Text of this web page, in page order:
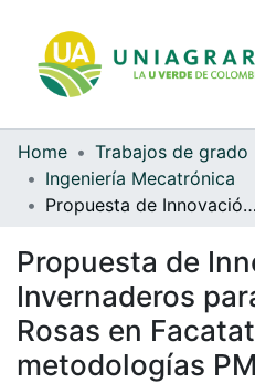
Communities & Collections
All of DSpace
Statistics
Home Trabajos de grado
Ingeniería Mecatrónica
Propuesta de Innovación en Invernaderos para el Cultivo de Rosas en Facatativá aplicando metodologías PMI Y SCRUM
Propuesta de
Invernaderos
Rosas en
metodologías